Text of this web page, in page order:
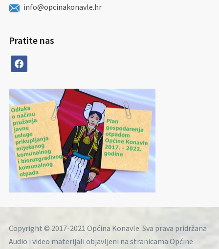
info@opcinakonavle.hr
Pratite nas
facebook
Copyright © 2017-2021 Općina Konavle. Sva prava pridržana
Audio i video materijali objavljeni na stranicama Općine